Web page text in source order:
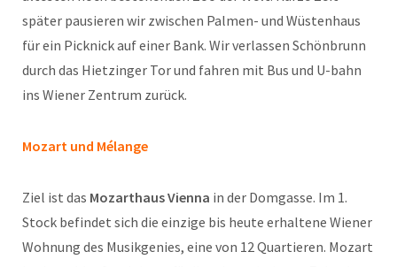
später pausieren wir zwischen Palmen- und Wüstenhaus
für ein Picknick auf einer Bank. Wir verlassen Schönbrunn
durch das Hietzinger Tor und fahren mit Bus und U-bahn
ins Wiener Zentrum zurück.
Mozart und Mélange
Ziel ist das MozarthausVienna in der Domgasse. Im 1.
Stock befindet sich die einzige bis heute erhaltene Wiener
Wohnung des Musikgenies, eine von 12 Quartieren. Mozart